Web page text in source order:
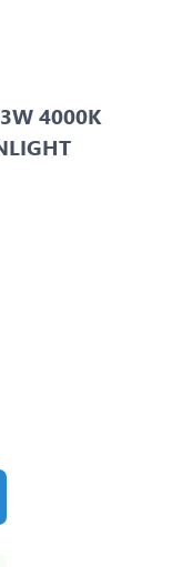
4000K